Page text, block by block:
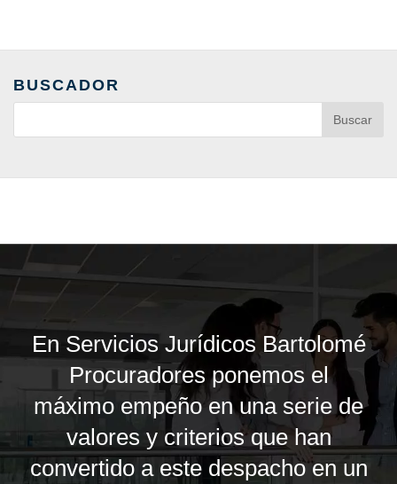
BUSCADOR
En Servicios Jurídicos Bartolomé
Procuradores ponemos el
máximo empeño en una serie de
valores y criterios que han
convertido a este despacho en un